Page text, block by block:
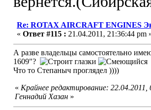
Re: ROTAX AIRCRAFT ENGINES
« Ответ #115 : 21.04.2011, 21:36:44 pm
А разве владельцы самостоятельно
1609"?
Что то Степаныч проглядел ))))
« Крайнее редактирование:
Геннадий Хазан »